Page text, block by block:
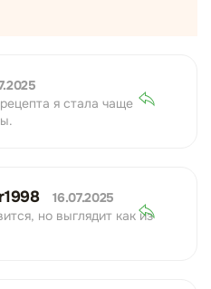
я стала чаще
16.07.2025
но выглядит как из